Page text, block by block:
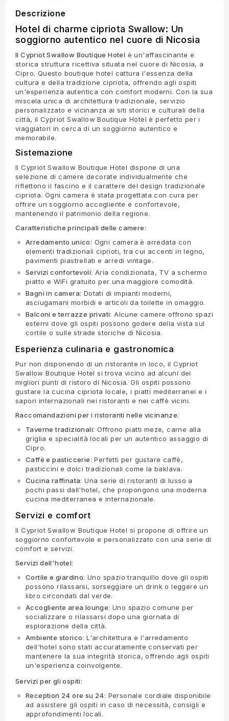
Descrizione
Hotel di charme cipriota Swallow: Un
soggiorno autentico nel cuore di Nicosia
Il Cypriot Swallow Boutique Hotel è un'affascinante e
storica struttura ricettiva situata nel cuore di Nicosia, a
Cipro. Questo boutique hotel cattura l'essenza della
cultura e della tradizione cipriota, offrendo agli ospiti
un'esperienza autentica con comfort moderni. Con la sua
miscela unica di architettura tradizionale, servizio
personalizzato e vicinanza ai siti storici e culturali della
città, il Cypriot Swallow Boutique Hotel è perfetto per i
viaggiatori in cerca di un soggiorno autentico e
memorabile.
Sistemazione
Il Cypriot Swallow Boutique Hotel dispone di una
selezione di camere decorate individualmente che
riflettono il fascino e il carattere del design tradizionale
cipriota. Ogni camera è stata progettata con cura per
offrire un soggiorno accogliente e confortevole,
mantenendo il patrimonio della regione.
Caratteristiche principali delle camere:
Arredamento unico: Ogni camera è arredata con
elementi tradizionali ciprioti, tra cui accenti in legno,
pavimenti piastrellati e arredi vintage.
Servizi confortevoli: Aria condizionata, TV a schermo
piatto e WiFi gratuito per una maggiore comodità.
Bagni in camera: Dotati di impianti moderni,
asciugamani morbidi e articoli da toilette in omaggio.
Balconi e terrazze privati: Alcune camere offrono spazi
esterni dove gli ospiti possono godere della vista sul
cortile o sulle strade storiche di Nicosia.
Esperienza culinaria e gastronomica
Pur non disponendo di un ristorante in loco, il Cypriot
Swallow Boutique Hotel si trova vicino ad alcuni dei
migliori punti di ristoro di Nicosia. Gli ospiti possono
gustare la cucina cipriota locale, i piatti mediterranei e i
sapori internazionali nei ristoranti e nei caffè vicini.
Raccomandazioni per i ristoranti nelle vicinanze:
Taverne tradizionali: Offrono piatti meze, carne alla
griglia e specialità locali per un autentico assaggio di
Cipro.
Caffè e pasticcerie: Perfetti per gustare caffè,
pasticcini e dolci tradizionali come la baklava.
Cucina raffinata: Una serie di ristoranti di lusso a
pochi passi dall'hotel, che propongono una moderna
cucina mediterranea e internazionale.
Servizi e comfort
Il Cypriot Swallow Boutique Hotel si propone di offrire un
soggiorno confortevole e personalizzato con una serie di
comfort e servizi.
Servizi dell'hotel:
Cortile e giardino: Uno spazio tranquillo dove gli ospiti
possono rilassarsi, sorseggiare un drink o leggere un
libro circondati dal verde.
Accogliente area lounge: Uno spazio comune per
socializzare o rilassarsi dopo una giornata di
esplorazione della città.
Ambiente storico: L'architettura e l'arredamento
dell'hotel sono stati accuratamente conservati per
mantenere la sua integrità storica, offrendo agli ospiti
un'esperienza coinvolgente.
Servizi per gli ospiti:
Reception 24 ore su 24: Personale cordiale disponibile
ad assistere gli ospiti in caso di necessità, consigli e
approfondimenti locali.